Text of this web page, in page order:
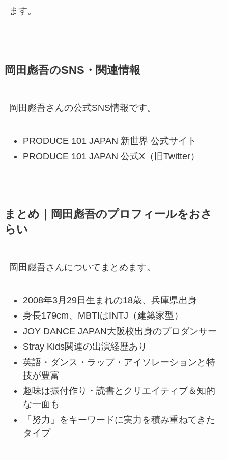
ます。
岡田彪吾のSNS・関連情報
岡田彪吾さんの公式SNS情報です。
PRODUCE 101 JAPAN 新世界 公式サイト
PRODUCE 101 JAPAN 公式X（旧Twitter）
まとめ｜岡田彪吾のプロフィールをおさ
らい
岡田彪吾さんについてまとめます。
2008年3月29日生まれの18歳、兵庫県出身
身長179cm、MBTIはINTJ（建築家型）
JOY DANCE JAPAN大阪校出身のプロダンサー
Stray Kids関連の出演経歴あり
英語・ダンス・ラップ・アイソレーションと特
技が豊富
趣味は振付作り・読書とクリエイティブ＆知的
な一面も
「努力」をキーワードに実力を積み重ねてきた
タイプ